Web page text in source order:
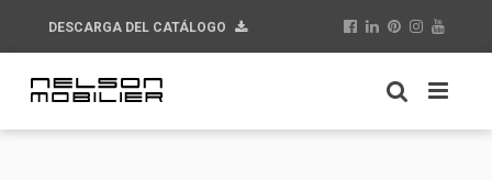
DESCARGA DEL CATÁLOGO